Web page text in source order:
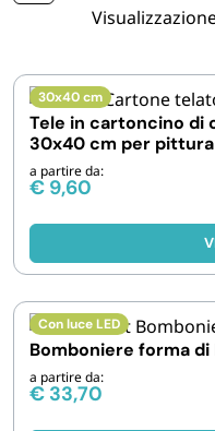
PERSONA E
AVVOLGENTI E
PET
FORNITURE
BIODEGRADABILE
30x40 cm
Tele in cartoncino di
30x40 cm per pittura
a partire da:
€ 9,60
Con luce LED
Bomboniere forma di
a partire da:
€ 33,70